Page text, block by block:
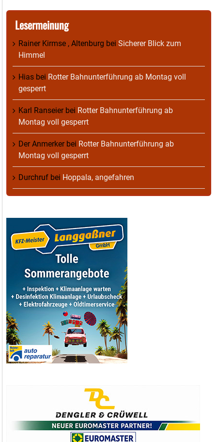
Lesermeinung
Rainer Kirmse , Altenburg bei Sicherer Blick zum
Himmel
Hias bei Rotter Bahnunterführung ab Montag voll
gesperrt
Karl Ranseierbei Rotter Bahnunterführung ab
Montag voll gesperrt
Der Anmerkerbei Rotter Bahnunterführung ab
Montag voll gesperrt
Durchruf bei Hoppala, angefahren